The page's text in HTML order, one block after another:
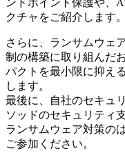
ンドポイント保護や、
クチャをご紹介します。
さらに、ランサムウェ
制の構築に取り組んだ
パクトを最小限に抑え
します。
最後に、自社のセキュ
ソッドのセキュリティ
ランサムウェア対策の
ご参加ください。